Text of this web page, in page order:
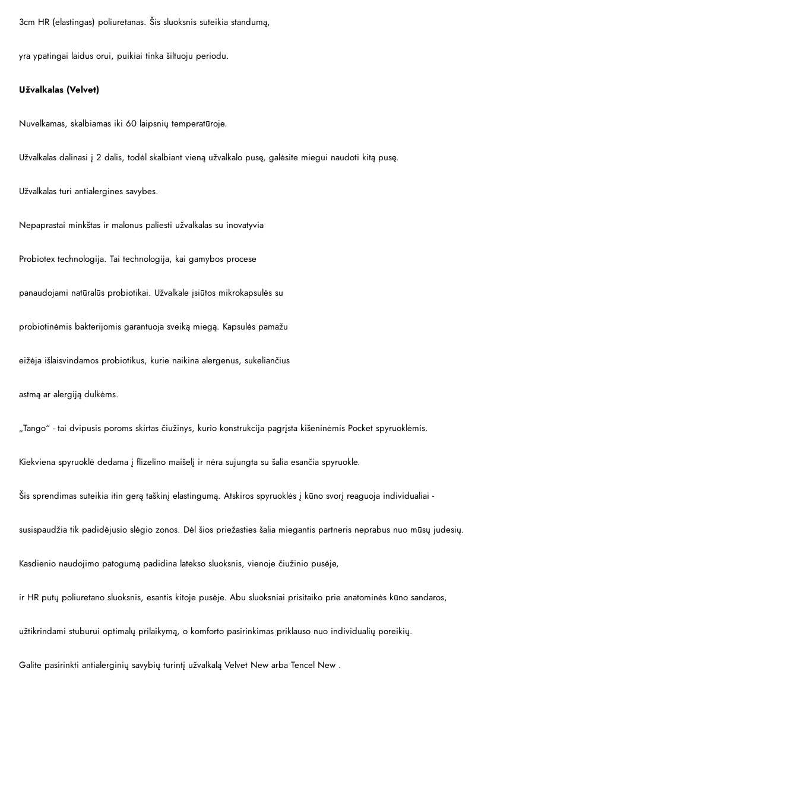
3cm HR (elastingas) poliuretanas. Šis sluoksnis suteikia standumą,
yra ypatingai laidus orui, puikiai tinka šiltuoju periodu.
Užvalkalas (Velvet)
Nuvelkamas, skalbiamas iki 60 laipsnių temperatūroje.
Užvalkalas dalinasi į 2 dalis, todėl skalbiant vieną užvalkalo pusę, galėsite miegui naudoti kitą pusę.
Užvalkalas turi antialergines savybes.
Nepaprastai minkštas ir malonus paliesti užvalkalas su inovatyvia
Probiotex technologija. Tai technologija, kai gamybos procese
panaudojami natūralūs probiotikai. Užvalkale įsiūtos mikrokapsulės su
probiotinėmis bakterijomis garantuoja sveiką miegą. Kapsulės pamažu
eižėja išlaisvindamos probiotikus, kurie naikina alergenus, sukeliančius
astmą ar alergiją dulkėms.
„Tango“ - tai dvipusis poroms skirtas čiužinys, kurio konstrukcija pagrįsta kišeninėmis Pocket spyruoklėmis.
Kiekviena spyruoklė dedama į flizelino maišelį ir nėra sujungta su šalia esančia spyruokle.
Šis sprendimas suteikia itin gerą taškinį elastingumą. Atskiros spyruoklės į kūno svorį reaguoja individualiai -
susispaudžia tik padidėjusio slėgio zonos. Dėl šios priežasties šalia miegantis partneris neprabus nuo mūsų judesių.
Kasdienio naudojimo patogumą padidina latekso sluoksnis, vienoje čiužinio pusėje,
ir HR putų poliuretano sluoksnis, esantis kitoje pusėje. Abu sluoksniai prisitaiko prie anatominės kūno sandaros,
užtikrindami stuburui optimalų prilaikymą, o komforto pasirinkimas priklauso nuo individualių poreikių.
Galite pasirinkti antialerginių savybių turintį užvalkalą Velvet New arba Tencel New .